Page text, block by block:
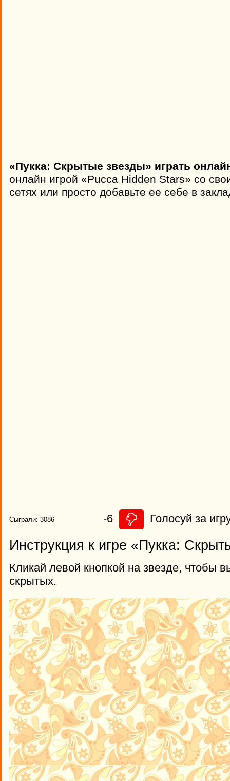
«Пукка: Скрытые звезды» играть
онлайн игрой «Pucca Hidden Stars» со
сетях или просто добавьте ее себе в
Сыграли: 3086 -6 Голосуй за
Инструкция к игре «Пукка:
Кликай левой кнопкой на звезде, чтобы
скрытых.